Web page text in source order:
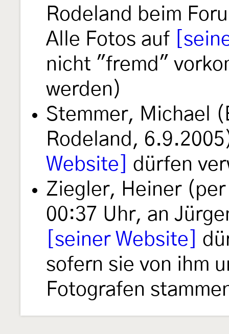
Rodeland beim
Alle Fotos auf
nicht "fremd"
werden)
Stemmer, Michael
Rodeland,
Website]
dürfen
Ziegler, Heiner
00:37 Uhr, an
[seiner Website]
sofern sie von ihm
Fotografen